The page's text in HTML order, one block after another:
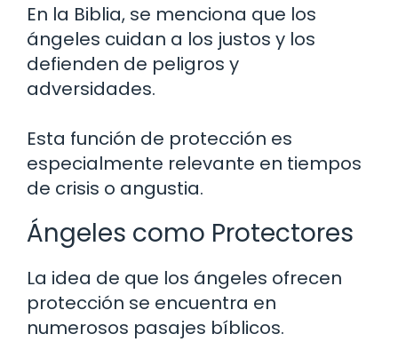
En la Biblia, se menciona que los
ángeles cuidan a los justos y los
defienden de peligros y
adversidades.
Esta función de protección es
especialmente relevante en tiempos
de crisis o angustia.
Ángeles como Protectores
La idea de que los ángeles ofrecen
protección se encuentra en
numerosos pasajes bíblicos.